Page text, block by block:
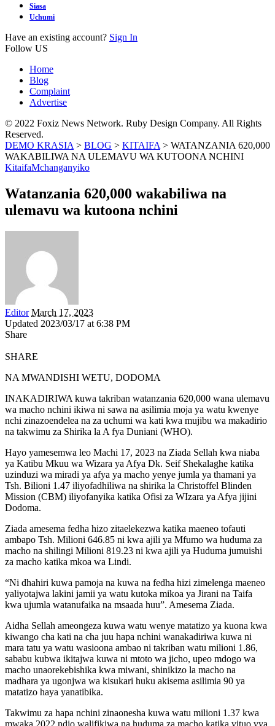
Siasa
Uchumi
Have an existing account? Sign In
Follow US
Home
Blog
Complaint
Advertise
© 2022 Foxiz News Network. Ruby Design Company. All Rights
Reserved.
DEMO KRASIA > BLOG > KITAIFA > WATANZANIA 620,000
WAKABILIWA NA ULEMAVU WA KUTOONA NCHINI
KitaifaMchanganyiko
Watanzania 620,000 wakabiliwa na
ulemavu wa kutoona nchini
Editor March 17, 2023
Updated 2023/03/17 at 6:38 PM
Share
SHARE
NA MWANDISHI WETU, DODOMA
INAKADIRIWA kuwa takriban watanzania 620,000 wana ulemavu
wa macho nchini ikiwa ni sawa na asilimia moja ya watu kwenye
nchi zinazoendelea na za uchumi wa kati kwa mujibu wa makadirio
na takwimu za Shirika la A fya Duniani (WHO).
Hayo yamesemwa leo Machi 17, 2023 na Ziada Sellah kwa niaba
ya Katibu Mkuu wa Wizara ya Afya Dk. Seif Shekalaghe katika
uzinduzi wa miradi ya afya ya macho yenye jumla ya thamani ya
Tsh. Bilioni 1.47 iliyofadhiliwa na shirika la Christoffel Blinden
Mission (CBM) iliyofanyika katika Ofisi za WIzara ya Afya jijini
Dodoma.
Ziada amesema fedha hizo zitaelekezwa katika maeneo tofauti
ambapo Tsh. Milioni 646.85 ni kwa ajili ya Mfumo wa huduma za
macho na shilingi Milioni 819.23 ni kwa ajili ya Huduma jumuishi
za macho katika mkoa wa Lindi.
“Ni dhahiri kuwa pamoja na kuwa na fedha hizi zimelenga maeneo
yaliyotajwa lakini jamii ya watu kutoka mikoa ya Jirani na Taifa
kwa ujumla watanufaika na msaada huu”. Amesema Ziada.
Aidha Sellah ameongeza kuwa watu wenye matatizo ya kuona kwa
kiwango cha kati na cha juu hapa nchini wanakadiriwa kuwa ni
mara tatu ya watu wasioona ambao ni takriban watu milioni 1.86,
sababu kubwa ikitajwa kuwa ni mtoto wa jicho, upeo mdogo wa
macho unaorekebishika kwa miwani, shinikizo la macho na
madhara ya ugonjwa wa kisukari huku akisema asilimia 90 ya
matatizo haya yanatibika.
Takwimu za hapa nchini zinaonesha kuwa watu milioni 1.37 kwa
mwaka 2022 ndio walifikiwa na huduma za macho katika vituo vya